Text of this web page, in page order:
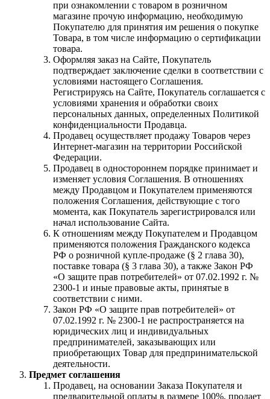
при ознакомлении с товаром в розничном
магазине прочую информацию, необходимую
Покупателю для принятия им решения о покупке
Товара, в том числе информацию о сертификации
товара.
Оформляя заказ на Сайте, Покупатель
подтверждает заключение сделки в соответствии с
условиями настоящего Соглашения.
Регистрируясь на Сайте, Покупатель соглашается с
условиями хранения и обработки своих
персональных данных, определенных Политикой
конфиденциальности Продавца.
Продавец осуществляет продажу Товаров через
Интернет-магазин на территории Российской
Федерации.
Продавец в одностороннем порядке принимает и
изменяет условия Соглашения. В отношениях
между Продавцом и Покупателем применяются
положения Соглашения, действующие с того
момента, как Покупатель зарегистрировался или
начал использование Сайта.
К отношениям между Покупателем и Продавцом
применяются положения Гражданского кодекса
РФ о розничной купле-продаже (§ 2 глава 30),
поставке товара (§ 3 глава 30), а также Закон РФ
«О защите прав потребителей» от 07.02.1992 г. №
2300-1 и иные правовые акты, принятые в
соответствии с ними.
Закон РФ «О защите прав потребителей» от
07.02.1992 г. № 2300-1 не распространяется на
юридических лиц и индивидуальных
предпринимателей, заказывающих или
приобретающих Товар для предпринимательской
деятельности.
Предмет соглашения
Продавец, на основании Заказа Покупателя и
предварительной оплаты в размере 100%, продает